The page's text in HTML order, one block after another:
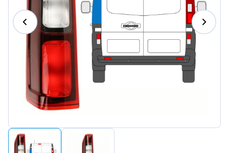
Lietuvių
Português